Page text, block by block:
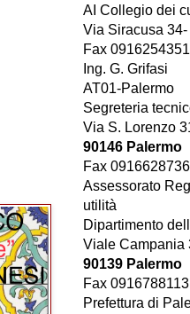
AI Collegio dei
Via Siracusa 34-
Fax 0916254351
Ing. G. Grifasi
AT01-Palermo
Segreteria
Via S. Lorenzo
90146 Palermo
Fax
Assessorato
utilità
Dipartimento
Viale Campania
90139 Palermo
Fax 0916788113
Prefettura di